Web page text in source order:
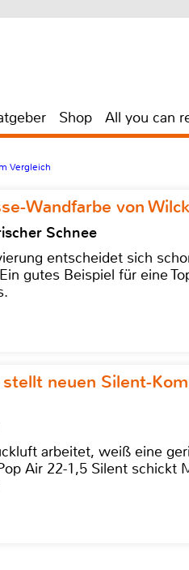
Shop All you can
Vergleich
Wandfarbe von
Schnee
entscheidet sich
gutes Beispiel für eine
neuen Silent-
arbeitet, weiß eine
Air 22-1,5 Silent schickt